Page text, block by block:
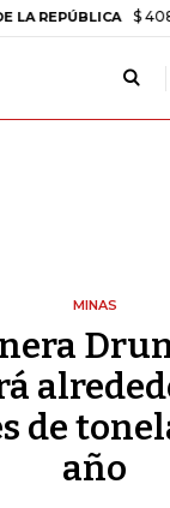
$ 408.498,97
MINAS
de
año